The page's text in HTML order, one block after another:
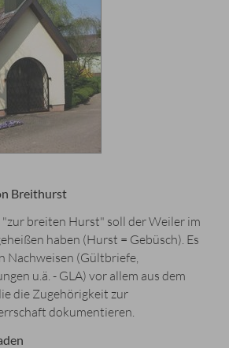
Breithurst
breiten Hurst" soll der Weiler im
haben (Hurst = Gebüsch). Es
Nachweisen (Gültbriefe,
u.ä. - GLA) vor allem aus dem
die Zugehörigkeit zur
dokumentieren.